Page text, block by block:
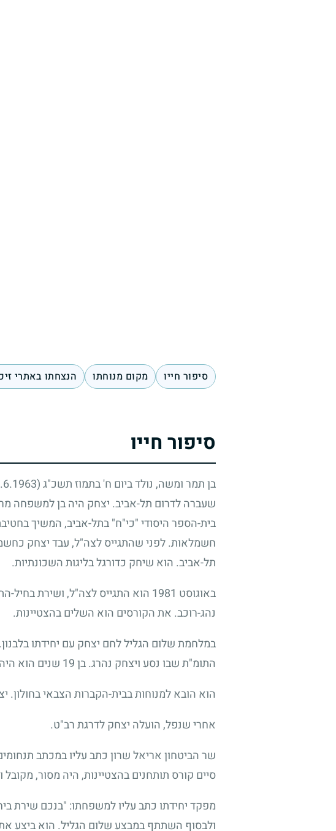
סיפור חייו מקום מנוחתו הנצחתו באתרי
סיפור חייו
בן תמר ומשה, נולד ביום ח' בתמוז תשכ"ג(30.6.1963)
שעברה לדרום תל-אביב. יצחק היה בן למשפחה
בית-הספר היסודי "כי"ח" בתל-אביב, המשיך
חשמלאות. לפני שהתגייס לצה"ל, עבד יצחק
תל-אביב. הוא שיחק כדורגל בליגות השכונתיות.
באוגוסט 1981 הוא התגייס לצה"ל, ושירת בחיל-
נהג-רוכב. את הקורסים הוא השלים בהצטיינות.
במלחמת שלום הגליל לחם יצחק עם יחידתו
התומ"ת שבו נסע ויצחק נהרג. בן19 שנים הוא
הוא הובא למנוחות בבית-הקברות הצבאי
אחרי שנפל, הועלה יצחק לדרגת רב"ט.
שר הביטחון אריאל שרון כתב עליו במכתב
סיים קורס תותחנים בהצטיינות, היה מסור,
מפקד יחידתו כתב עליו למשפחתו: "בנכם שירת
ולבסוף השתתף במבצע שלום הגליל. הוא ביצע את